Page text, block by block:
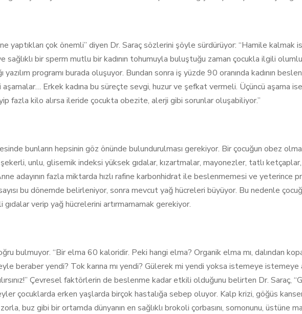
yaptıkları çok önemli” diyen Dr. Saraç sözlerini şöyle sürdürüyor: “Hamile kalmak
bir sperm mutlu bir kadının tohumuyla buluştuğu zaman çocukla ilgili olumlu
programı burada oluşuyor. Bundan sonra iş yüzde 90 oranında kadının
Erkek kadına bu süreçte sevgi, huzur ve şefkat vermeli. Üçüncü aşama
fazla kilo alırsa ileride çocukta obezite, alerji gibi sorunlar oluşabiliyor.”
bunların hepsinin göz önünde bulundurulması gerekiyor. Bir çocuğun obez
unlu, glisemik indeksi yüksek gıdalar, kızartmalar, mayonezler, tatlı
adayının fazla miktarda hızlı rafine karbonhidrat ile beslenmemesi ve yeterince
bu dönemde belirleniyor, sonra mevcut yağ hücreleri büyüyor. Bu nedenle
verip yağ hücrelerini artırmamamak gerekiyor.
bulmuyor. “Bir elma 60 kaloridir. Peki hangi elma? Organik elma mı, dalından
beraber yendi? Tok karına mı yendi? Gülerek mi yendi yoksa istemeye istemeye
Çevresel faktörlerin de beslenme kadar etkili olduğunu belirten Dr. Saraç,
çocuklarda erken yaşlarda birçok hastalığa sebep oluyor. Kalp krizi, göğüs
buz gibi bir ortamda dünyanın en sağlıklı brokoli çorbasını, somonunu, üstüne